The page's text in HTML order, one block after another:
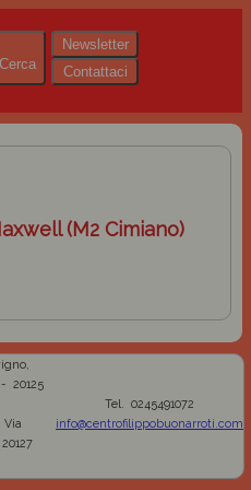
Cerca
Newsletter
Contattaci
(M2 Cimiano)
20125
Via
Tel. 0245491072
info@centrofilippobuonarroti.com